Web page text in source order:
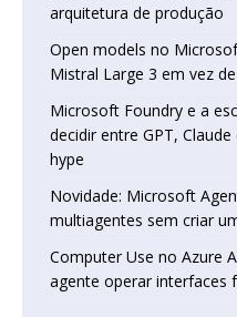
arquitetura de produção
Open models no
Mistral Large 3 em vez
Microsoft Foundry e a
decidir entre GPT,
hype
Novidade: Microsoft
multiagentes sem criar
Computer Use no Azure
agente operar interfaces